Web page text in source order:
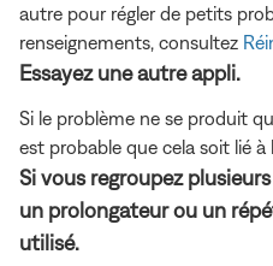
autre pour régler de petits
renseignements, consultez
Essayez une autre appli.
Si le problème ne se produit
est probable que cela soit lié à
Si vous regroupez
un prolongateur ou un
utilisé.